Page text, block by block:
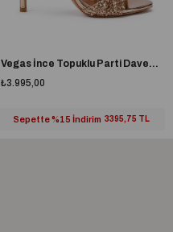
Vegas İnce Topuklu Parti Davet Ayakkabısı Gold
₺3.995,00
Sepette %15 İndirim 3395,75 TL